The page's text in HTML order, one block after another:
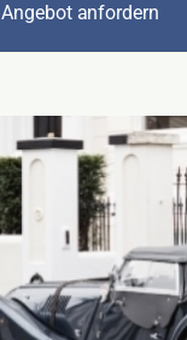
Angebot anfordern